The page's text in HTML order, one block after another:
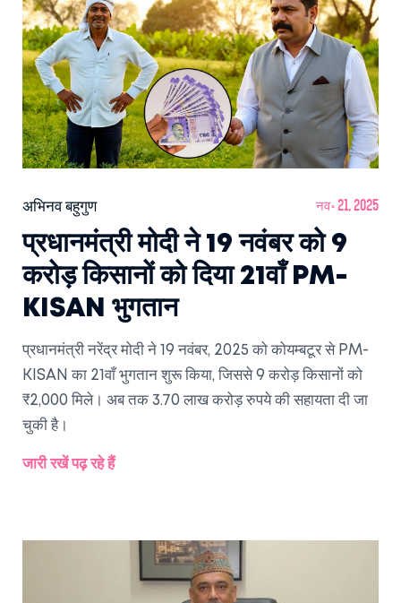
अभिनव बहुगुण नव॰ 21, 2025
प्रधानमंत्री मोदी ने 19 नवंबर को 9
करोड़ किसानों को दिया 21वाँ PM-
KISAN भुगतान
प्रधानमंत्री नरेंद्र मोदी ने 19 नवंबर, 2025 को कोयम्बटूर से PM-
KISAN का 21वाँ भुगतान शुरू किया, जिससे 9 करोड़ किसानों को
₹2,000 मिले। अब तक 3.70 लाख करोड़ रुपये की सहायता दी जा
चुकी है।
जारी रखें पढ़ रहे हैं